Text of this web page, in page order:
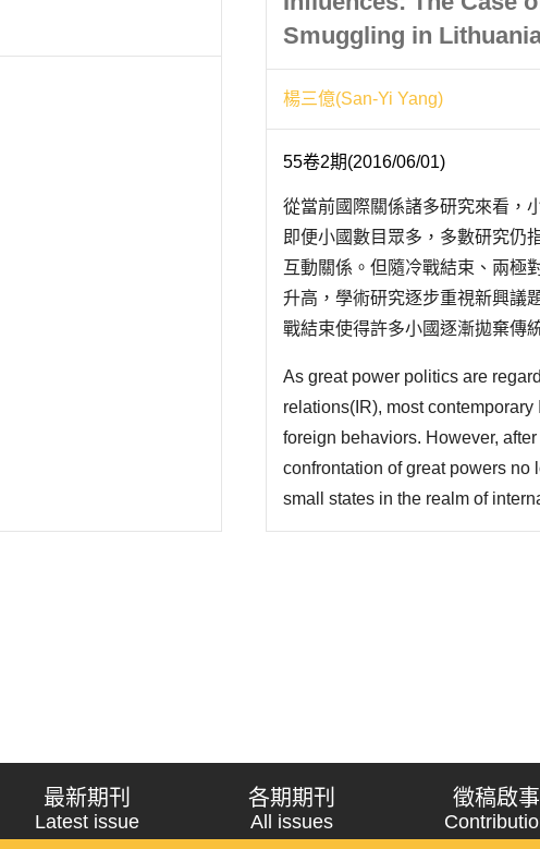
Smuggling in
楊三億(San-Yi Yang)
55卷2期(2016/06/01)
從當前國際關係諸多研究來看，
即便小國數目眾多，多數研究仍
互動關係。但隨冷戰結束、兩極
升高，學術研究逐步重視新興議
戰結束使得許多小國逐漸拋棄傳
分析，可更清楚說明此一趨勢。
As great power politics are
relations(IR), most
foreign behaviors. However,
confrontation of great powers no
small states in the realm of
with the help of proper design of
最新期刊
Latest issue
各期期刊
All issues
徵稿啟事